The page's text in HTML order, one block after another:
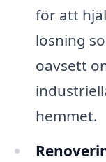
för att
lösning
oavsett
hemmet.